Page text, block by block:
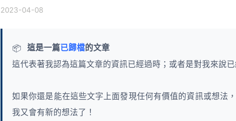
2023-04-08
📦 這是一篇已歸檔的文章
這代表著我認為這篇文章的資訊已經過時；或者是對我來說已
如果你還是能在這些文字上面發現任何有價值的資訊或想法
我又會有新的想法了！